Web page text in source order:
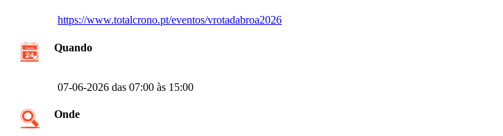
https://www.totalcrono.pt/eventos/vrotadabroa2026
Quando
07-06-2026 das 07:00 às 15:00
Onde